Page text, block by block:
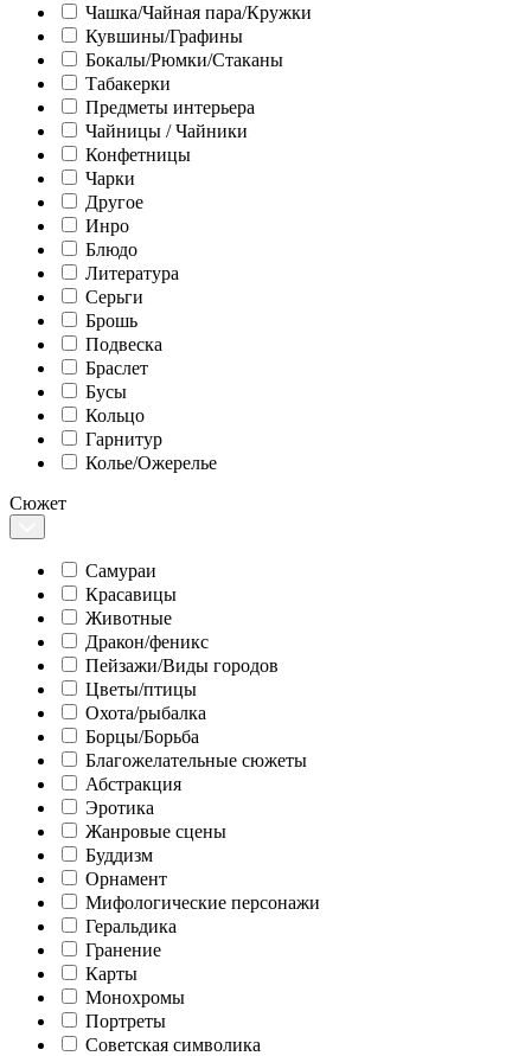
Чашка/Чайная пара/Кружки
Кувшины/Графины
Бокалы/Рюмки/Стаканы
Табакерки
Предметы интерьера
Чайницы / Чайники
Конфетницы
Чарки
Другое
Инро
Блюдо
Литература
Серьги
Брошь
Подвеска
Браслет
Бусы
Кольцо
Гарнитур
Колье/Ожерелье
Сюжет
Самураи
Красавицы
Животные
Дракон/феникс
Пейзажи/Виды городов
Цветы/птицы
Охота/рыбалка
Борцы/Борьба
Благожелательные сюжеты
Абстракция
Эротика
Жанровые сцены
Буддизм
Орнамент
Мифологические персонажи
Геральдика
Гранение
Карты
Монохромы
Портреты
Советская символика